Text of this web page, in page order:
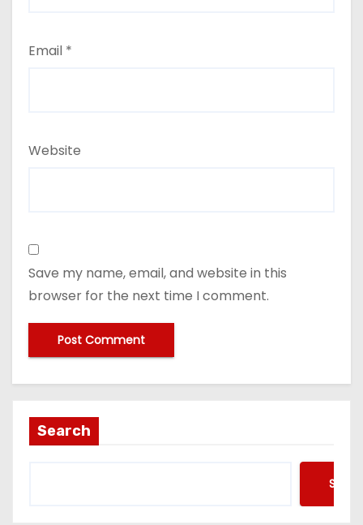
Email *
Website
Save my name, email, and website in this
browser for the next time I comment.
Search